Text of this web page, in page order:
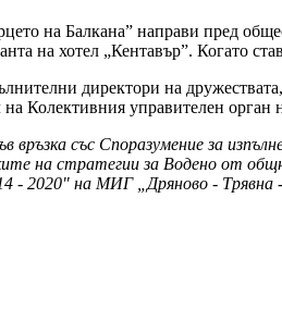
на Балкана” направи пред
на хотел „Кентавър”. Когато
директори на
Колективния управителен
връзка със Споразумение за
на стратегии за Водено от
- 2020" на МИГ „Дряново - Трявна